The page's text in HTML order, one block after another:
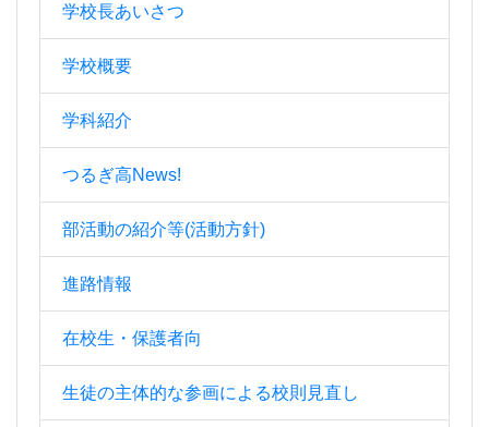
学校長あいさつ
学校概要
学科紹介
つるぎ高News!
部活動の紹介等(活動方針)
進路情報
在校生・保護者向
生徒の主体的な参画による校則見直し